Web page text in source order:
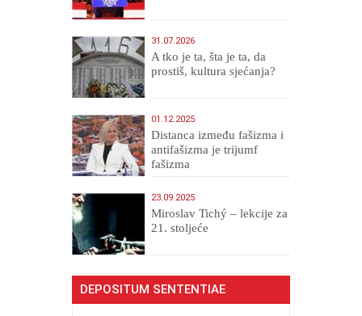
31.07.2026
A tko je ta, šta je ta, da
prostiš, kultura sjećanja?
01.12.2025
Distanca između fašizma i
antifašizma je trijumf
fašizma
23.09.2025
Miroslav Tichý – lekcije za
21. stoljeće
DEPOSITUM SENTENTIAE